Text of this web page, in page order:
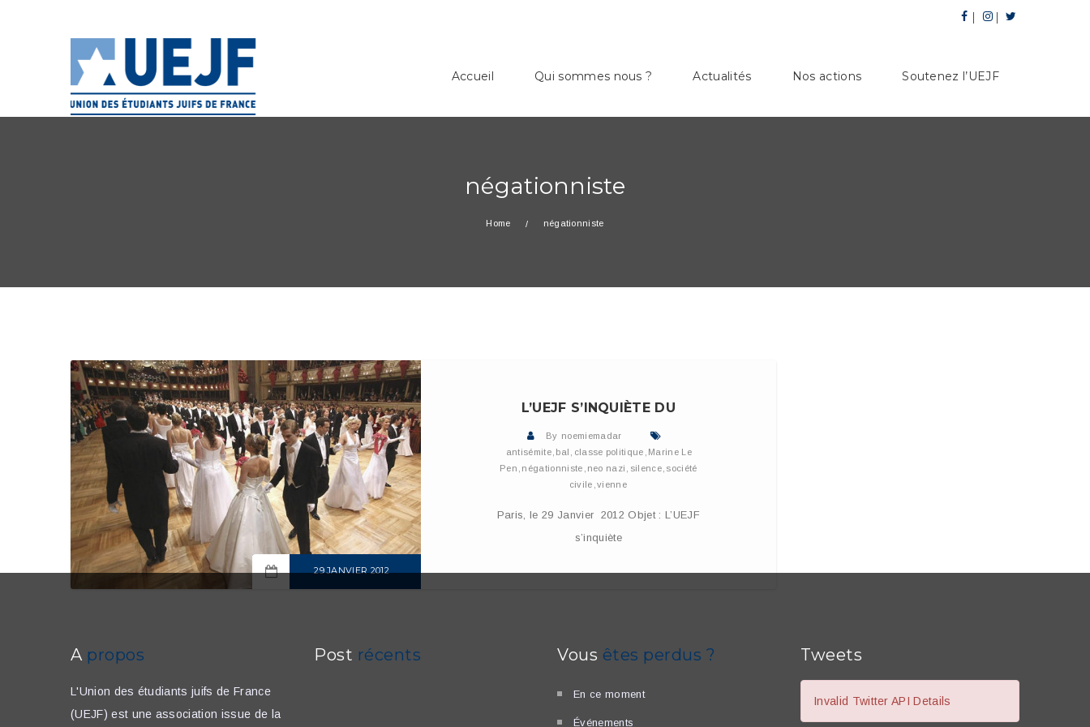
Accueil Qui sommes nous ? Actualités Nos actions Soutenez l’UEJF
négationniste
Home négationniste
29 JANVIER 2012
L’UEJF S’INQUIÈTE DU
By noemiemadar
antisémite bal classe politique Marine Le
Pen négationniste neo nazi silence société
civile vienne
Paris, le 29 Janvier 2012 Objet : L’UEJF
s’inquiète
A propos
L'Union des étudiants juifs de France
(UEJF) est une association issue de la
Post récents Vous êtes perdus ?
En ce moment
Événements
Tweets
Invalid Twitter API Details